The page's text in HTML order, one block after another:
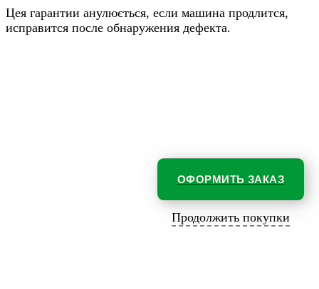
Цея гарантии анулюється, если машина продлится,
исправится после обнаружения дефекта.
ОФОРМИТЬ ЗАКАЗ
Продолжить покупки